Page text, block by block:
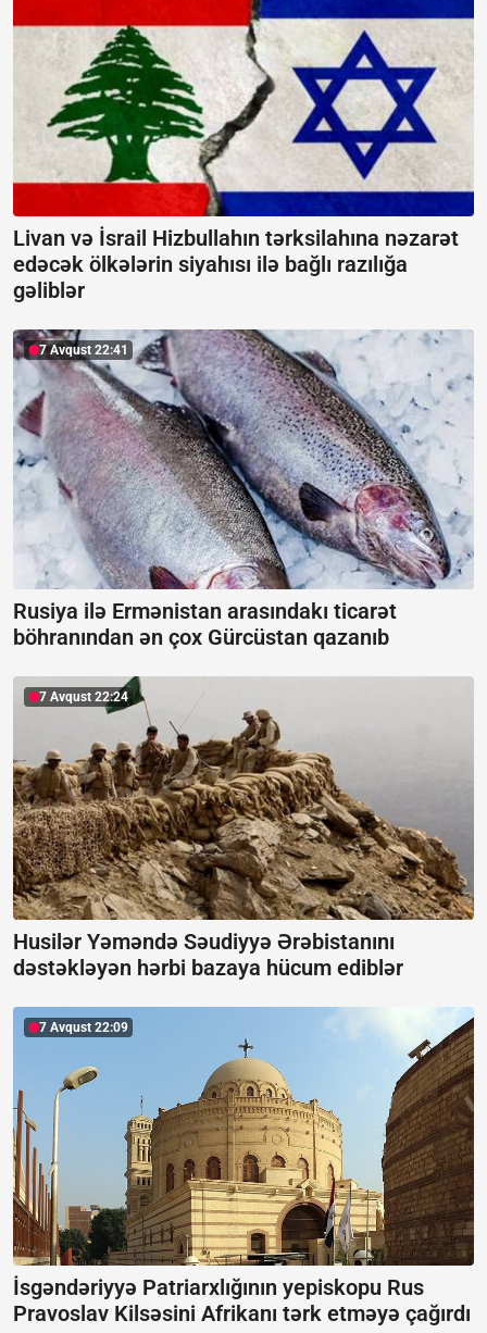
Livan və İsrail Hizbullahın tərksilahına nəzarət
edəcək ölkələrin siyahısı ilə bağlı razılığa
gəliblər
7 Avqust 22:41
Rusiya ilə Ermənistan arasındakı ticarət
böhranından ən çox Gürcüstan qazanıb
7 Avqust 22:24
Husilər Yəməndə Səudiyyə Ərəbistanını
dəstəkləyən hərbi bazaya hücum ediblər
7 Avqust 22:09
İsgəndəriyyə Patriarxlığının yepiskopu Rus
Pravoslav Kilsəsini Afrikanı tərk etməyə çağırdı